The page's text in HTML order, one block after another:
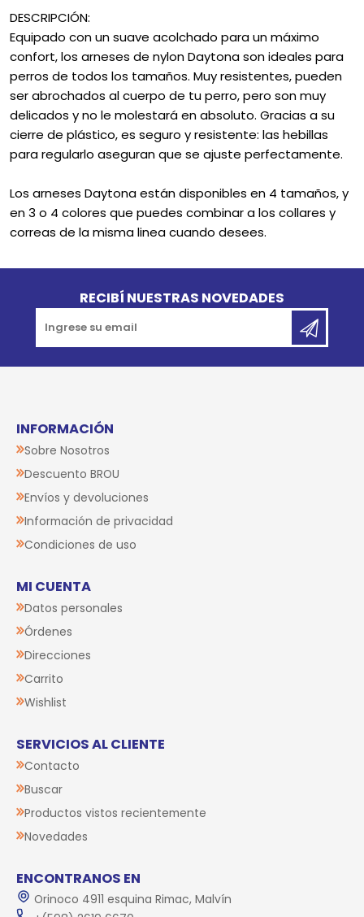
DESCRIPCIÓN:
Equipado con un suave acolchado para un máximo
confort, los arneses de nylon Daytona son ideales para
perros de todos los tamaños. Muy resistentes, pueden
ser abrochados al cuerpo de tu perro, pero son muy
delicados y no le molestará en absoluto. Gracias a su
cierre de plástico, es seguro y resistente: las hebillas
para regularlo aseguran que se ajuste perfectamente.
Los arneses Daytona están disponibles en 4 tamaños, y
en 3 o 4 colores que puedes combinar a los collares y
correas de la misma linea cuando desees.
RECIBÍ NUESTRAS NOVEDADES
INFORMACIÓN
Sobre Nosotros
Descuento BROU
Envíos y devoluciones
Información de privacidad
Condiciones de uso
MI CUENTA
Datos personales
Órdenes
Direcciones
Carrito
Wishlist
SERVICIOS AL CLIENTE
Contacto
Buscar
Productos vistos recientemente
Novedades
ENCONTRANOS EN
Orinoco 4911 esquina Rimac, Malvín